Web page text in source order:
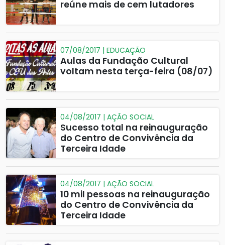
reúne mais de cem lutadores
07/08/2017 | EDUCAÇÃO
Aulas da Fundação Cultural
voltam nesta terça-feira (08/07)
04/08/2017 | AÇÃO SOCIAL
Sucesso total na reinauguração
do Centro de Convivência da
Terceira Idade
04/08/2017 | AÇÃO SOCIAL
10 mil pessoas na reinauguração
do Centro de Convivência da
Terceira Idade